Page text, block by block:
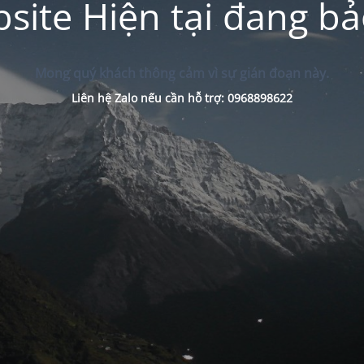
Hiện tại đang
Mong quý khách thông cảm vì sự gián đoạn này.
Liên hệ Zalo nếu cần hỗ trợ: 0968898622